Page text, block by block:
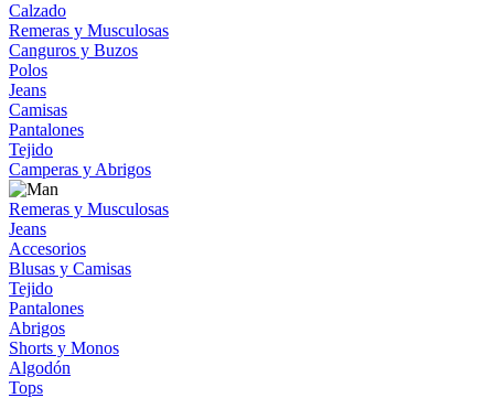
Calzado
Remeras y Musculosas
Canguros y Buzos
Polos
Jeans
Camisas
Pantalones
Tejido
Camperas y Abrigos
Remeras y Musculosas
Jeans
Accesorios
Blusas y Camisas
Tejido
Pantalones
Abrigos
Shorts y Monos
Algodón
Tops